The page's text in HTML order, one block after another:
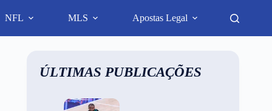
NFL MLS Apostas Legal
ÚLTIMAS PUBLICAÇÕES